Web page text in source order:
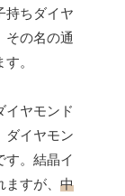
持ちダイヤ
その名の通
。
イヤモンド
ダイヤモン
す。結晶イ
すが、 中